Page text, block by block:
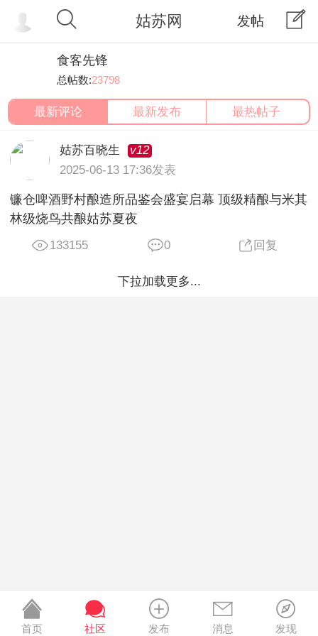
姑苏网 发帖
食客先锋
总帖数:23798
最新评论 最新发布 最热帖子
姑苏百晓生
v12
2025-06-13 17:36发表
镰仓啤酒野村酿造所品鉴会盛宴启幕 顶级精酿与米其
林级烧鸟共酿姑苏夏夜
133155 0 回复
下拉加载更多...
首页 社区 发布 消息 发现